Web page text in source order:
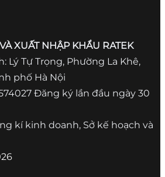
XUẤT NHẬP KHẨU RATEK
Lý Tự Trọng, Phường La Khê,
phố Hà Nội
Đăng ký lần đầu ngày 30
kí kinh doanh, Sở kế hoạch và